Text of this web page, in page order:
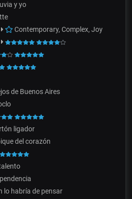
y yo
Contemporary, Complex, Joy
de Buenos Aires
ligador
del corazón
lo habría de pensar